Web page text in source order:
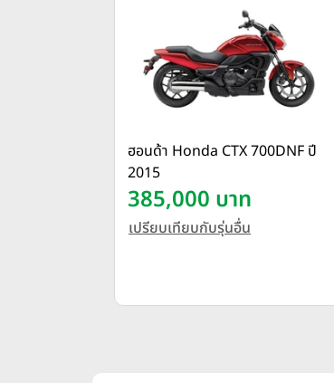
ฮอนด้า Honda CTX 700DNF ปี
2015
385,000 บาท
เปรียบเทียบกับรุ่นอื่น